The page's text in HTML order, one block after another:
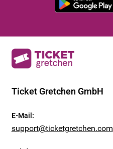
Ticket Gretchen GmbH
E-Mail :
support@ticketgretchen.com